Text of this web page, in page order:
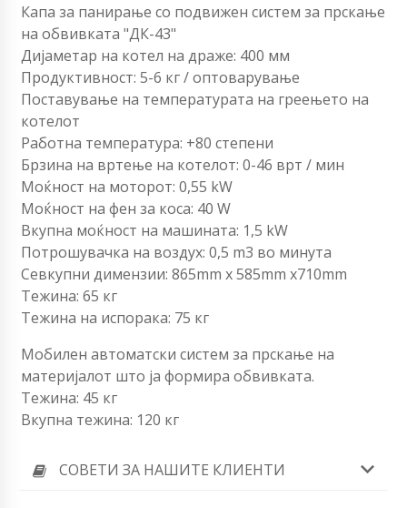
Капа за панирање со подвижен систем за прскање
на обвивката "ДК-43"
Дијаметар на котел на драже: 400 мм
Продуктивност: 5-6 кг / оптоварување
Поставување на температурата на греењето на
котелот
Работна температура: +80 степени
Брзина на вртење на котелот: 0-46 врт / мин
Моќност на моторот: 0,55 kW
Моќност на фен за коса: 40 W
Вкупна моќност на машината: 1,5 kW
Потрошувачка на воздух: 0,5 m3 во минута
Севкупни димензии: 865mm x 585mm x710mm
Тежина: 65 кг
Тежина на испорака: 75 кг
Мобилен автоматски систем за прскање на
материјалот што ја формира обвивката.
Тежина: 45 кг
Вкупна тежина: 120 кг
СОВЕТИ ЗА НАШИТЕ КЛИЕНТИ